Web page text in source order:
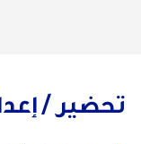
تحضير /